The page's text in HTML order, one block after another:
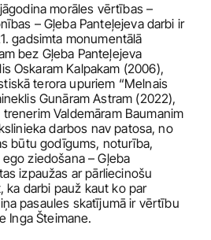
morāles vērtības –
– Gļeba Panteļejeva darbi ir
gadsimta monumentālā
bez Gļeba Panteļejeva
Oskaram Kalpakam (2006),
terora upuriem “Melnais
Gunāram Astram (2022),
Valdemāram Baumanim
darbos nav patosa, no
būtu godīgums, noturība,
ziedošana – Gļeba
izpaužas ar pārliecinošu
ka darbi pauž kaut ko par
pasaules skatījumā ir vērtību
Inga Šteimane.